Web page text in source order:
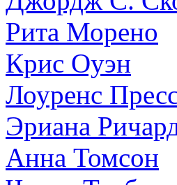
Рита Морено
Крис Оуэн
Лоуренс
Эриана
Анна Томсон